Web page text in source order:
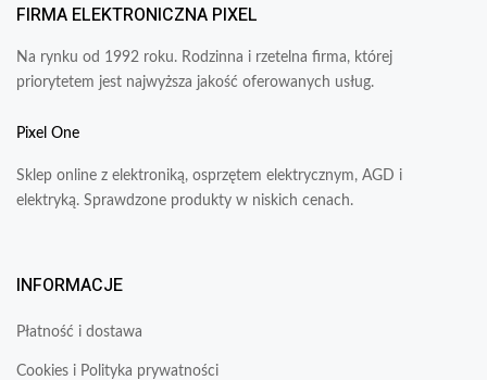
FIRMA ELEKTRONICZNA PIXEL
Na rynku od 1992 roku. Rodzinna i rzetelna firma, której
priorytetem jest najwyższa jakość oferowanych usług.
Pixel One
Sklep online z elektroniką, osprzętem elektrycznym, AGD i
elektryką. Sprawdzone produkty w niskich cenach.
INFORMACJE
Płatność i dostawa
Cookies i Polityka prywatności